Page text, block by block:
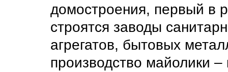
домостроения, первый в
строятся заводы
агрегатов, бытовых
производство майолики